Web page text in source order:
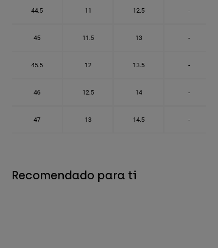
44.5 11 12.5 -
45 11.5 13 -
45.5 12 13.5 -
46 12.5 14 -
47 13 14.5 -
Recomendado para ti